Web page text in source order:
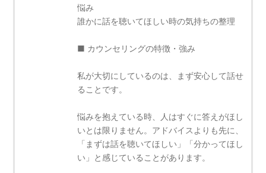
悩み
誰かに話を聴いてほしい時の気持ちの整理
■ カウンセリングの特徴・強み
私が大切にしているのは、まず安心して話せ
ることです。
悩みを抱えている時、人はすぐに答えがほし
いとは限りません。アドバイスよりも先に、
「まずは話を聴いてほしい」「分かってほし
い」と感じていることがあります。